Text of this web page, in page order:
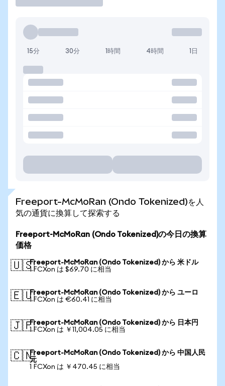
15分 30分 1時間 4時間 1日
Freeport-McMoRan (Ondo Tokenized)を人
気の通貨に換算して探索する
Freeport-McMoRan (Ondo Tokenized)の今日の換算
価格
🇺🇸Freeport-McMoRan (Ondo Tokenized) から 米ドル
1 FCXon は $69.70 に相当
🇪🇺Freeport-McMoRan (Ondo Tokenized) から ユーロ
1 FCXon は €60.41 に相当
🇯🇵Freeport-McMoRan (Ondo Tokenized) から 日本円
1 FCXon は ￥11,004.05 に相当
🇨🇳Freeport-McMoRan (Ondo Tokenized) から 中国人民
元
1 FCXon は ￥470.45 に相当